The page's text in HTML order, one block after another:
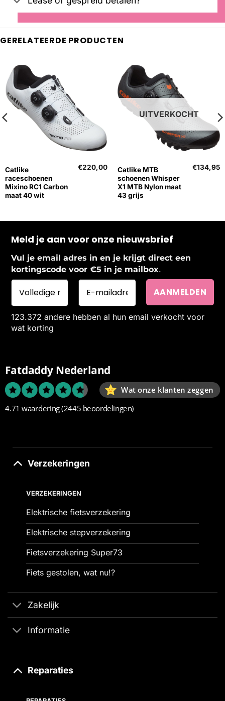
GERELATEERDE PRODUCTEN
Catlike
raceschoenen
Mixino RC1 Carbon
maat 40 wit
€220,00
UITVERKOCHT
Catlike MTB
schoenen Whisper
X1 MTB Nylon maat
43 grijs
€134,95
Meld je aan voor onze nieuwsbrief
Vul je email adres in en je krijgt direct een
kortingscode voor €5 in je mailbox.
123.372 andere hebben al hun email verkocht voor
wat korting
Fatdaddy Nederland
Wat onze klanten zeggen
4.71 waardering(2445 beoordelingen)
Verzekeringen
VERZEKERINGEN
Elektrische fietsverzekering
Elektrische stepverzekering
Fietsverzekering Super73
Fiets gestolen, wat nu!?
Zakelijk
Informatie
Reparaties